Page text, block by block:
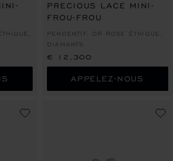
PRECIOUS LACE MINI-
FROU-FROU
PENDENTIF, OR ROSE ÉTHIQUE,
DIAMANTS
€ 12,300
APPELEZ-NOUS